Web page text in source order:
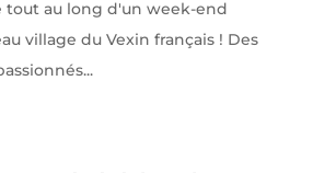
tout au long d'un week-end
village du Vexin français ! Des